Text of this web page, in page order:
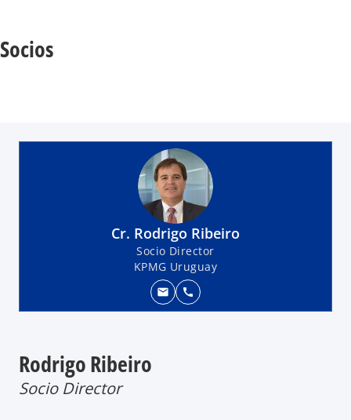
Socios
Cr. Rodrigo Ribeiro
Socio Director
KPMG Uruguay
mail call
Rodrigo Ribeiro
Socio Director